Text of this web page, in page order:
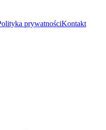
prywatnościKontakt